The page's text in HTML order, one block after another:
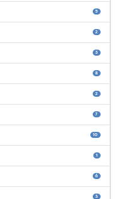
5
2
3
8
2
7
10
1
6
3